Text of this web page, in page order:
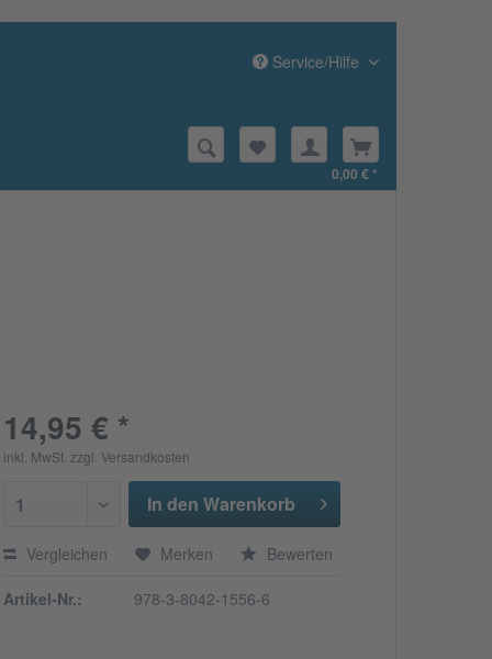
Service/Hilfe
0,00 € *
14,95 € *
inkl. MwSt. zzgl. Versandkosten
1 In den Warenkorb
Vergleichen Merken Bewerten
Artikel-Nr.: 978-3-8042-1556-6